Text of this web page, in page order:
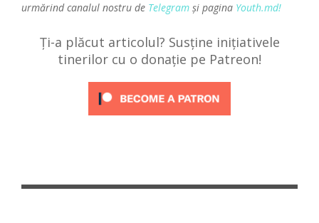
urmărind canalul nostru de Telegram și pagina Youth.md!
Ți-a plăcut articolul? Susține inițiativele
tinerilor cu o donație pe Patreon!